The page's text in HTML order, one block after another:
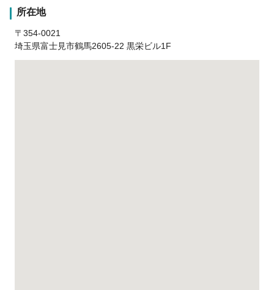
所在地
〒354-0021
埼玉県富士見市鶴馬2605-22 黒栄ビル1F